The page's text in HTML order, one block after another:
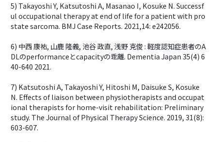
5) Takayoshi Y, Katsutoshi A, Masanao I, Kosuke N. Successf
ul occupational therapy at end of life for a patient with pro
state sarcoma. BMJ Case Reports. 2021,14: e242056.
6) 中西 康祐, 山鹿 隆義, 池谷 政直, 浅野 克俊 : 軽度認知症患者のA
DLのperformanceとcapacityの乖離. Dementia Japan 35(4) 6
40-640 2021.
7) Katsutoshi A, Takayoshi Y, Hitoshi M, Daisuke S, Kosuke
N. Effects of liaison between physiotherapists and occupat
ional therapists for home-visit rehabilitation: Preliminary
study. The Journal of Physical Therapy Science. 2019, 31(8):
603-607.